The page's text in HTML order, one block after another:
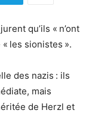
qu’ils « n’ont
les sionistes ».
des nazis : ils
mais
de Herzl et